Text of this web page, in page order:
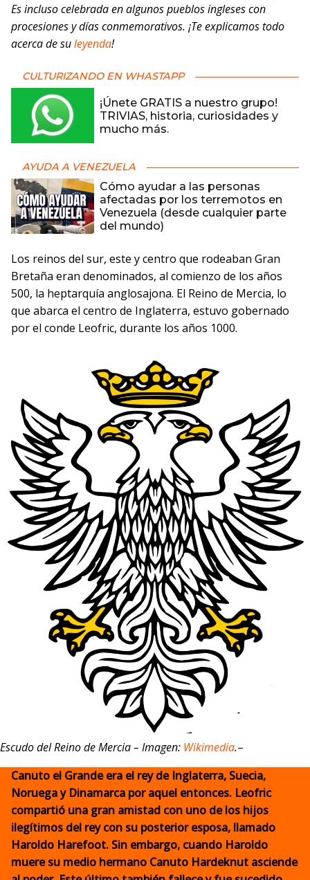
Es incluso celebrada en algunos pueblos ingleses con
procesiones y días conmemorativos. ¡Te explicamos todo
acerca de suleyenda!
CULTURIZANDO EN WHASTAPP
¡Únete GRATIS a nuestro grupo!
TRIVIAS, historia, curiosidades y
mucho más.
AYUDA A VENEZUELA
Cómo ayudar a las personas
afectadas por los terremotos en
Venezuela (desde cualquier parte
del mundo)
Los reinos del sur, este y centro que rodeaban Gran
Bretaña eran denominados, al comienzo de los años
500, la heptarquía anglosajona. El Reino de Mercia, lo
que abarca el centro de Inglaterra, estuvo gobernado
por el conde Leofric, durante los años 1000.
Escudo del Reino de Mercia – Imagen: Wikimedia.–
Canuto el Grande era el rey de Inglaterra, Suecia,
Noruega y Dinamarca por aquel entonces. Leofric
compartió una gran amistad con uno de los hijos
ilegítimos del rey con su posterior esposa, llamado
Haroldo Harefoot. Sin embargo, cuando Haroldo
muere su medio hermano Canuto Hardeknut asciende